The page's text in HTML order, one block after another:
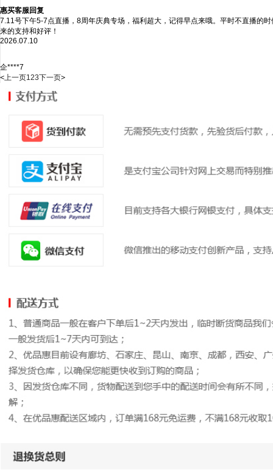
惠买客服回复
7.11号下午5-7点直播，8周年庆典专场，福利超大，记得早点来哦。平时不直播的
来的支持和好评！
2026.07.10
企****7
< 上一页1 23下一页>